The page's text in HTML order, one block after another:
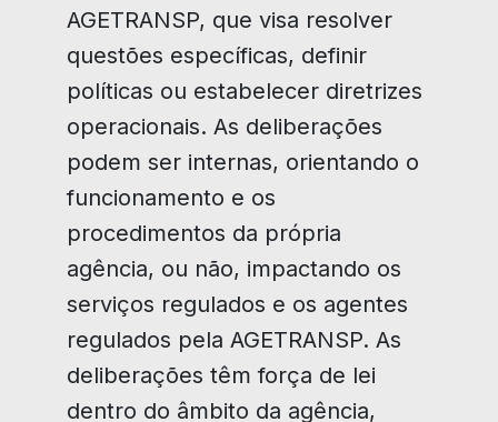
AGETRANSP, que visa resolver
questões específicas, definir
políticas ou estabelecer diretrizes
operacionais. As deliberações
podem ser internas, orientando o
funcionamento e os
procedimentos da própria
agência, ou não, impactando os
serviços regulados e os agentes
regulados pela AGETRANSP. As
deliberações têm força de lei
dentro do âmbito da agência,